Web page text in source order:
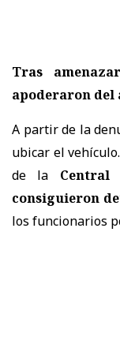
Tras
apoderaron del
A partir de la
ubicar el
de la Central
consiguieron
los funcionarios